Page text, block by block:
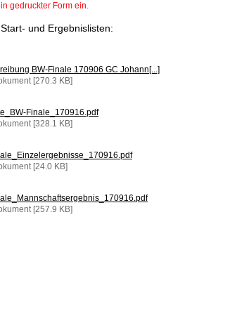
gedruckter Form ein.
und Ergebnislisten:
BW-Finale 170906 GC Johann[...]
[270.3 KB]
Finale_170916.pdf
[328.1 KB]
[24.0 KB]
[257.9 KB]